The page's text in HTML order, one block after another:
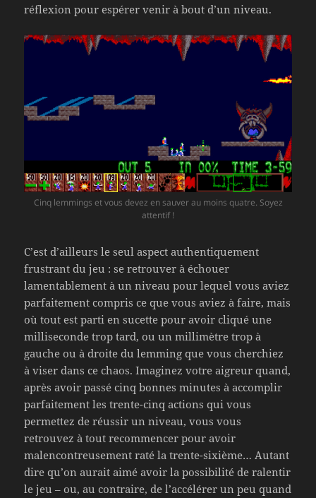
réflexion pour espérer venir à bout d’un niveau.
Cinq lemmings et vous devez en sauver au moins quatre. Soyez
attentif !
C’est d’ailleurs le seul aspect authentiquement
frustrant du jeu : se retrouver à échouer
lamentablement à un niveau pour lequel vous aviez
parfaitement compris ce que vous aviez à faire, mais
où tout est parti en sucette pour avoir cliqué une
milliseconde trop tard, ou un millimètre trop à
gauche ou à droite du lemming que vous cherchiez
à viser dans ce chaos. Imaginez votre aigreur quand,
après avoir passé cinq bonnes minutes à accomplir
parfaitement les trente-cinq actions qui vous
permettez de réussir un niveau, vous vous
retrouvez à tout recommencer pour avoir
malencontreusement raté la trente-sixième… Autant
dire qu’on aurait aimé avoir la possibilité de ralentir
le jeu – ou, au contraire, de l’accélérer un peu quand